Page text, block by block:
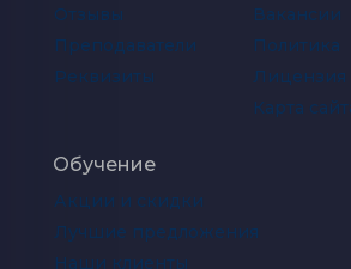
Вакансии
Политика
Лицензия
Карта
Отзывы
Преподаватели
Реквизиты
Обучение
Акции и скидки
Лучшие предложения
Наши клиенты